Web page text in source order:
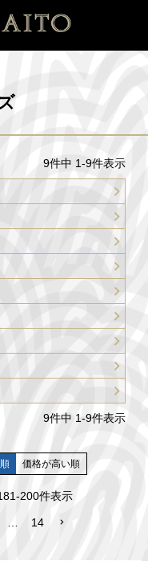
9件中 1-9件表示
9件中 1-9件表示
価格が高い順
-200件表示
… 14